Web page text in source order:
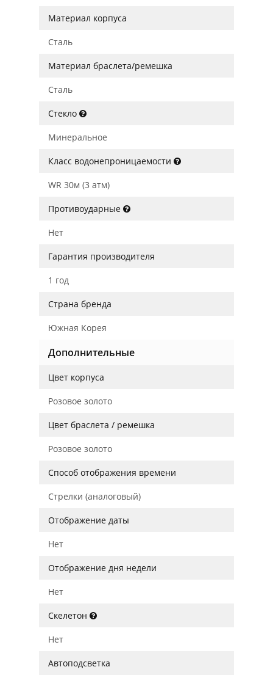
Материал корпуса
Сталь
Материал браслета/ремешка
Сталь
Стекло
Минеральное
Класс водонепроницаемости
WR 30м (3 атм)
Противоударные
Нет
Гарантия производителя
1 год
Страна бренда
Южная Корея
Дополнительные
Цвет корпуса
Розовое золото
Цвет браслета / ремешка
Розовое золото
Способ отображения времени
Стрелки (аналоговый)
Отображение даты
Нет
Отображение дня недели
Нет
Скелетон
Нет
Автоподсветка